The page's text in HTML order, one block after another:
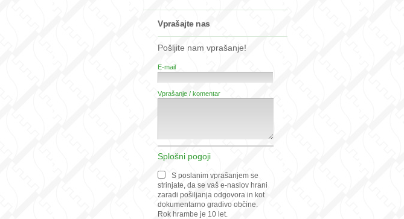
Vprašajte nas
Pošljite nam vprašanje!
E-mail
Vprašanje / komentar
Splošni pogoji
S poslanim vprašanjem se
strinjate, da se vaš e-naslov hrani
zaradi pošiljanja odgovora in kot
dokumentarno gradivo občine.
Rok hrambe je 10 let.